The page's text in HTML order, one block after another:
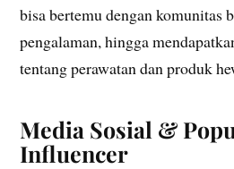
bisa bertemu dengan komunitas
pengalaman, hingga
tentang perawatan dan produk
Media Sosial &
Influencer